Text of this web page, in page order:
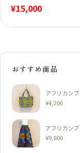
おすすめ商品
アフリカン
¥4,200
アフリカン
¥9,800
¥15,000